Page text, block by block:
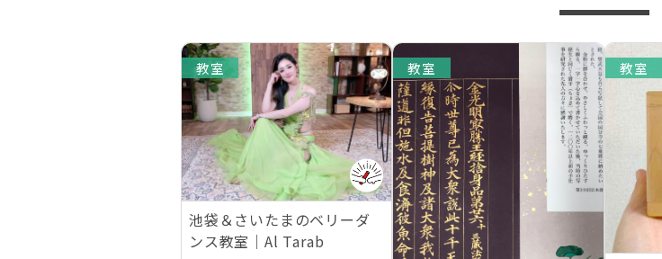
教室
池袋＆さいたまのベリーダ
ンス教室｜Al Tarab
教室 教室